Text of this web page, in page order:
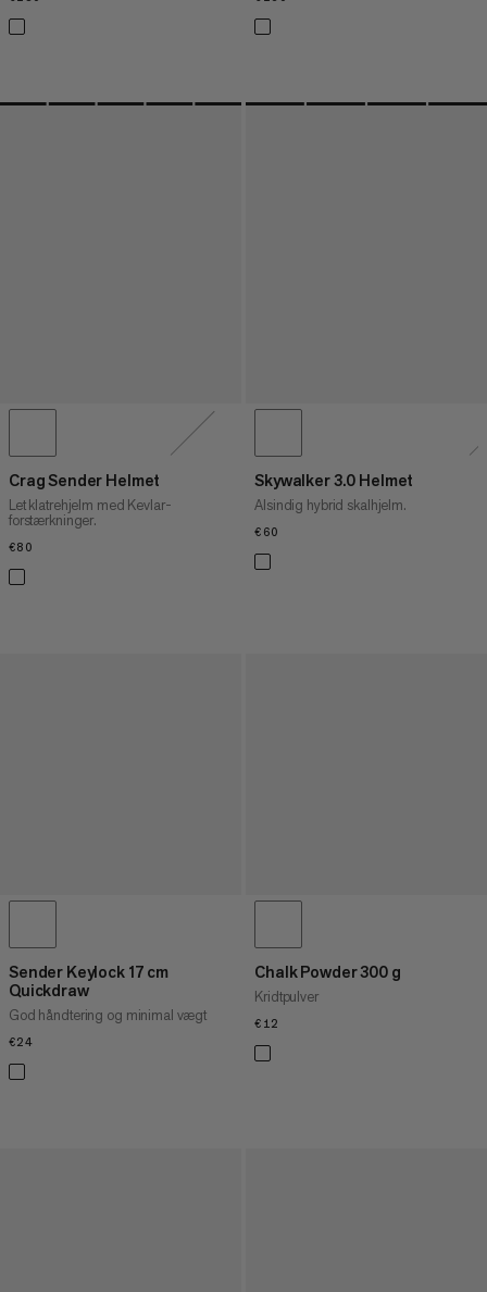
Crag Sender Helmet
Let klatrehjelm med Kevlar-
forstærkninger.
€80
Skywalker 3.0 Helmet
Alsindig hybrid skalhjelm.
€60
Sender Keylock 17 cm
Quickdraw
God håndtering og minimal vægt
€24
Chalk Powder 300 g
Kridtpulver
€12